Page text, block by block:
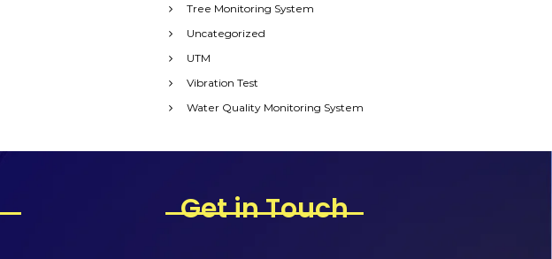
Tree Monitoring System
Uncategorized
UTM
Vibration Test
Water Quality Monitoring System
Get in Touch